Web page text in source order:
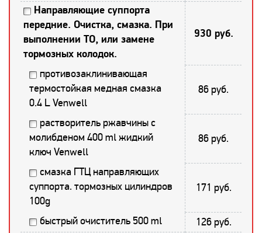
Направляющие суппорта
передние. Очистка, смазка. При
выполнении ТО, или замене
тормозных колодок.
930 руб.
противозаклинивающая
термостойкая медная смазка
0.4 L Venwell
86 руб.
растворитель ржавчины с
молибденом 400 ml жидкий
ключ Venwell
86 руб.
смазка ГТЦ направляющих
суппорта. тормозных цилиндров
100g
171 руб.
быстрый очиститель 500 ml 126 руб.